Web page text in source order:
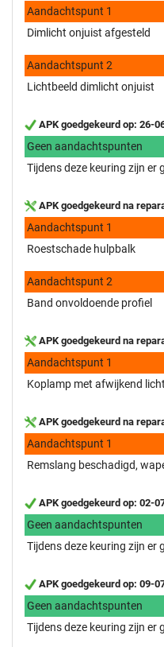
Aandachtspunt 1
Dimlicht onjuist afgesteld
Aandachtspunt 2
Lichtbeeld dimlicht onjuist
APK goedgekeurd op: 26-
Geen aandachtspunten
Tijdens deze keuring zijn er
APK goedgekeurd na
Aandachtspunt 1
Roestschade hulpbalk
Aandachtspunt 2
Band onvoldoende profiel
APK goedgekeurd na
Aandachtspunt 1
Koplamp met afwijkend
APK goedgekeurd na
Aandachtspunt 1
Remslang beschadigd,
APK goedgekeurd op: 02-
Geen aandachtspunten
Tijdens deze keuring zijn er
APK goedgekeurd op: 09-
Geen aandachtspunten
Tijdens deze keuring zijn er